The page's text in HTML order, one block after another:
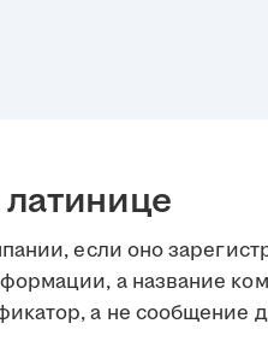
если оно
а название
а не сообщение